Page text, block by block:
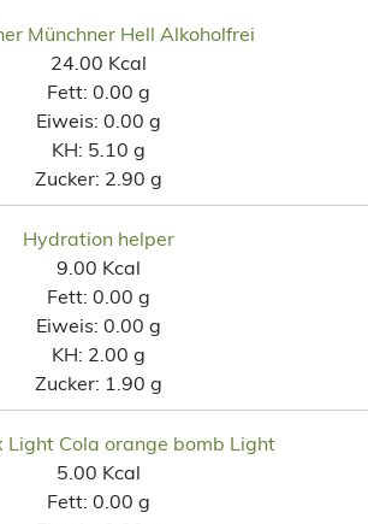
Münchner Hell Alkoholfrei
24.00 Kcal
Fett: 0.00 g
Eiweis: 0.00 g
KH: 5.10 g
Zucker: 2.90 g
Hydration helper
9.00 Kcal
Fett: 0.00 g
Eiweis: 0.00 g
KH: 2.00 g
Zucker: 1.90 g
Light Cola orange bomb Light
5.00 Kcal
Fett: 0.00 g